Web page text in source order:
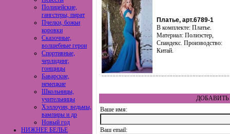
Полицейские,
гангстеры, пират
Пчелки, божьи
коровки
Сказочные,
волшебные герои
Спортивные,
черлидинг,
гонщицы
Баварские,
немецкие
Школьницы,
учительницы
Хэллоуин, ведьмы,
вампиры и др
Новый год
НИЖНЕЕ БЕЛЬЕ
Платье, арт.6789-1
В комплекте: Платье.
Материал: Полиэстер,
Спандекс. Производство:
Китай.
ДОБАВИТЬ
Ваше имя:
Ваш еmail: